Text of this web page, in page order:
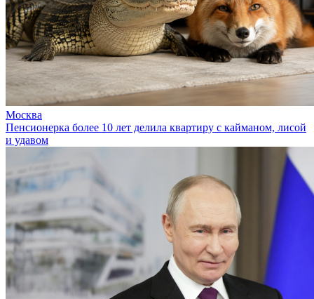
Москва
Пенсионерка более 10 лет делила квартиру с кайманом, лисой
и удавом